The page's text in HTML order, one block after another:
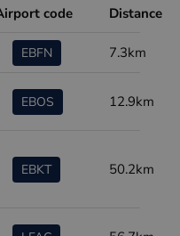
code Distance
EBFN 7.3km
EBOS 12.9km
EBKT 50.2km